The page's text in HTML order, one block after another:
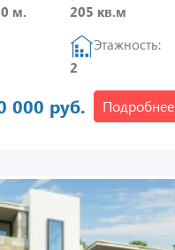
м.
205 кв.м
Этажность:
2
000 руб. Подробнее